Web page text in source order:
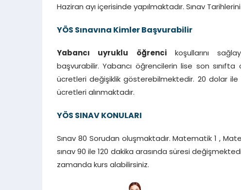
Haziran ayı içerisinde yapılmaktadır. Sınav
YÖS Sınavına Kimler Başvurabilir
Yabancı uyruklu öğrencikoşullarını
başvurabilir. Yabancı öğrencilerin lise son
ücretleri değişiklik gösterebilmektedir. 20 dolar
ücretleri alınmaktadır.
YÖS SINAV KONULARI
Sınav 80 Sorudan oluşmaktadır. Matematik 1 ,
sınav 90 ile 120 dakika arasında süresi
zamanda kurs alabilirsiniz.